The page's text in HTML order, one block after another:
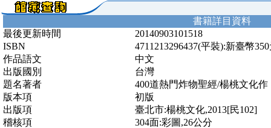
書籍詳目資料
最後更新時間
20140903101518
ISBN
4711213296437(平裝):新臺幣
作品語文
中文
出版國別
台灣
題名著者
400道熱門炸物聖經/楊桃文化作
版本項
初版
出版項
臺北市:楊桃文化,2013[民102]
稽核項
304面:彩圖,26公分